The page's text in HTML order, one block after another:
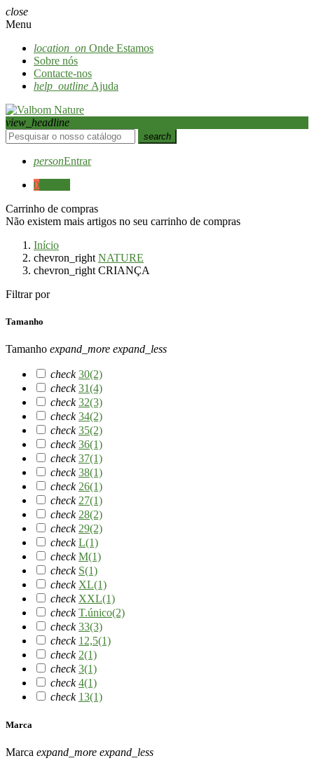
close
Menu
location_on Onde Estamos
Sobre nós
Contacte-nos
help_outline Ajuda
view_headline
search
personEntrar
0
Carrinho de compras
Não existem mais artigos no seu carrinho de compras
Início
chevron_right NATURE
chevron_right CRIANÇA
Filtrar por
Tamanho
Tamanho expand_more expand_less
check 30(2)
check 31(4)
check 32(3)
check 34(2)
check 35(2)
check 36(1)
check 37(1)
check 38(1)
check 26(1)
check 27(1)
check 28(2)
check 29(2)
check L(1)
check M(1)
check S(1)
check XL(1)
check XXL(1)
check T.único(2)
check 33(3)
check 12,5(1)
check 2(1)
check 3(1)
check 4(1)
check 13(1)
Marca
Marca expand_more expand_less